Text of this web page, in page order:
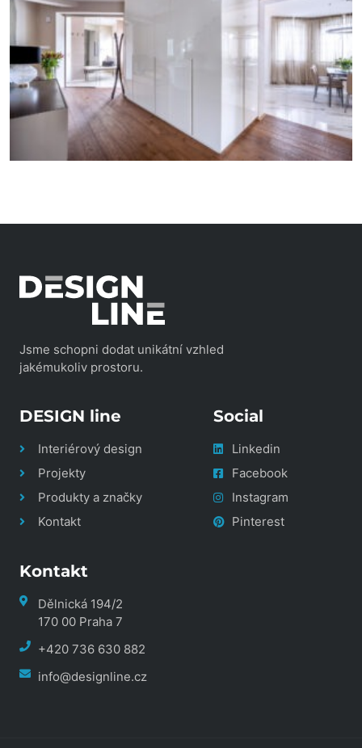
Jsme schopni dodat unikátní vzhled
jakémukoliv prostoru.
DESIGN line
Interiérový design
Projekty
Produkty a značky
Kontakt
Social
Linkedin
Facebook
Instagram
Pinterest
Kontakt
Dělnická 194/2
170 00 Praha 7
+420 736 630 882
info@designline.cz